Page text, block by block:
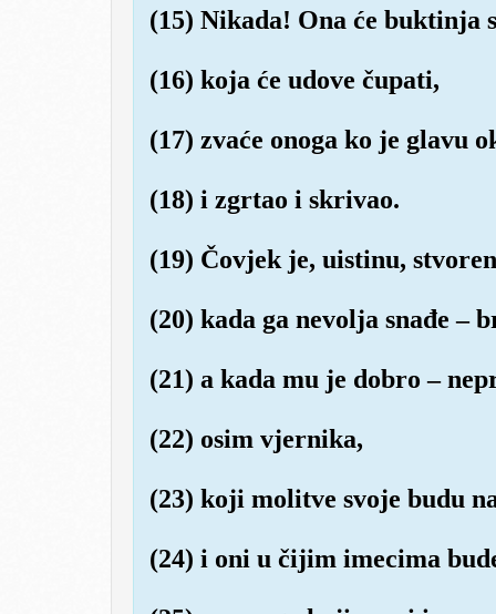
(15) Nikada! Ona će buktinja
(16) koja će udove čupati,
(17) zvaće onoga ko je glavu
(18) i zgrtao i skrivao.
(19) Čovjek je, uistinu,
(20) kada ga nevolja snađe –
(21) a kada mu je dobro –
(22) osim vjernika,
(23) koji molitve svoje budu
(24) i oni u čijim imecima